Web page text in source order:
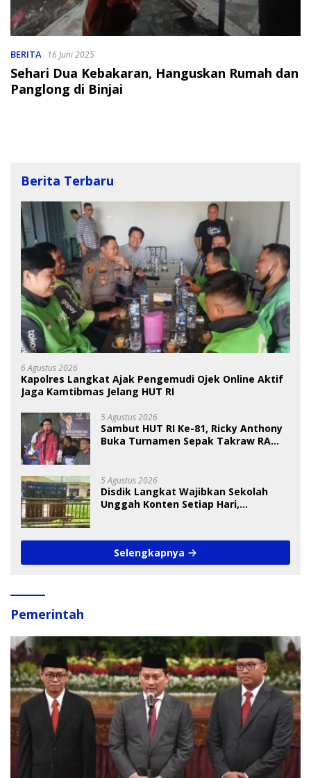
BERITA 16 Juni 2025
Sehari Dua Kebakaran, Hanguskan Rumah dan
Panglong di Binjai
Berita Terbaru
6 Agustus 2026
Kapolres Langkat Ajak Pengemudi Ojek Online Aktif
Jaga Kamtibmas Jelang HUT RI
5 Agustus 2026
Sambut HUT RI Ke-81, Ricky Anthony
Buka Turnamen Sepak Takraw RA
5 Agustus 2026
Disdik Langkat Wajibkan Sekolah
Unggah Konten Setiap Hari,
Selengkapnya
Pemerintah